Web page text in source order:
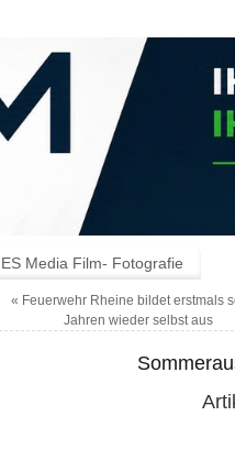
ES Media Film- Fotografie
« Feuerwehr Rheine bildet erstmals
Jahren wieder selbst aus